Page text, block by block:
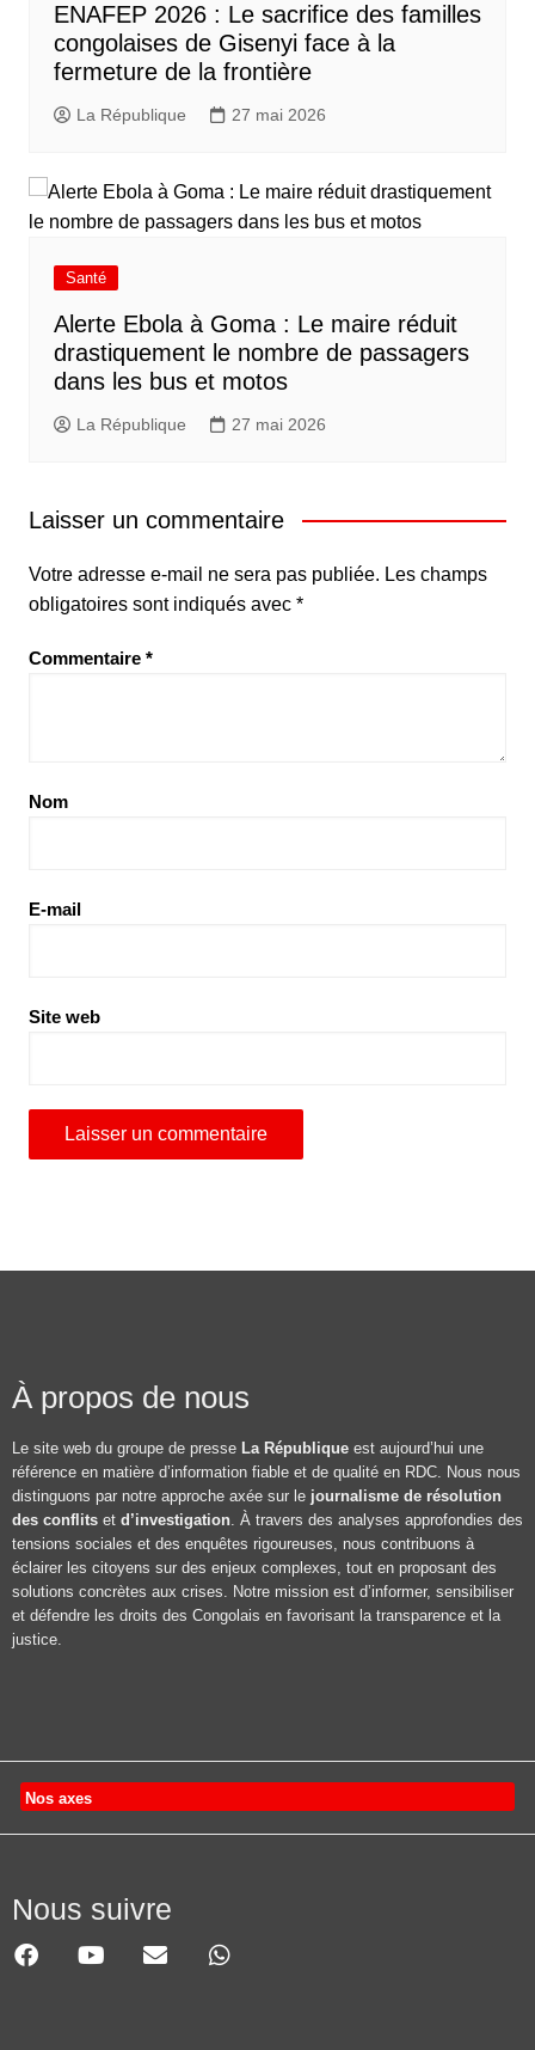
ENAFEP 2026 : Le sacrifice des familles
congolaises de Gisenyi face à la
fermeture de la frontière
La République 27 mai 2026
Santé
Alerte Ebola à Goma : Le maire réduit
drastiquement le nombre de passagers
dans les bus et motos
La République 27 mai 2026
Laisser un commentaire
Votre adresse e-mail ne sera pas publiée. Les champs
obligatoires sont indiqués avec *
Commentaire *
Nom
E-mail
Site web
À propos de nous
Le site web du groupe de presse La République est aujourd’hui une
référence en matière d’information fiable et de qualité en RDC. Nous nous
distinguons par notre approche axée sur le journalisme de résolution
des conflits et d’investigation. À travers des analyses approfondies des
tensions sociales et des enquêtes rigoureuses, nous contribuons à
éclairer les citoyens sur des enjeux complexes, tout en proposant des
solutions concrètes aux crises. Notre mission est d’informer, sensibiliser
et défendre les droits des Congolais en favorisant la transparence et la
justice.
Nos axes
Nous suivre